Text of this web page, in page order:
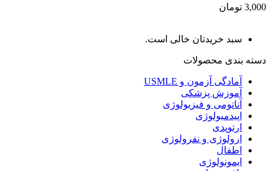
3,000 تومان
سبد خریدتان خالی است.
دسته بندی محصولات
آمادگی آزمون و USMLE
آموزش پزشکی
آناتومی و فیزیولوژی
اپیدمیولوژی
ارتوپدی
ارولوژی و نفرولوژی
اطفال
ایمونولوژی